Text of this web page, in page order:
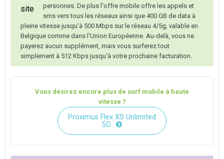
personnes. De plus l'offre mobile offre les appels et
sms vers tous les réseaux ainsi que 400 GB de data à
pleine vitesse jusqu'à 500 Mbps sur le réseau 4/5g, valable en
Belgique comme dans l'Union Européenne. Au-delà, vous ne
payerez aucun supplément, mais vous surferez tout
simplement à 512 Kbps jusqu'à votre prochaine facturation.
Vous désirez encore plus de surf mobile à haute
vitesse ?
Proximus Flex XS Unlimited
5G